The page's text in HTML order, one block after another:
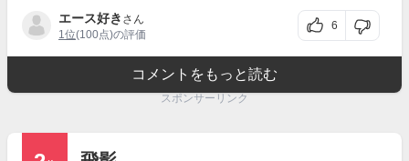
エース好き さん
1位(100点)の評価
6
コメントをもっと読む
スポンサーリンク